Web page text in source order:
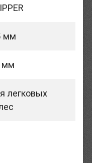
мм
мм
легковых